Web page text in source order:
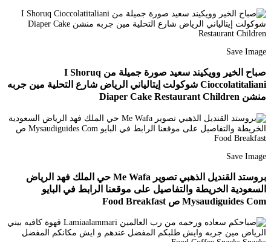
Save Image
صباح الخير وويكيند سعيد صورة جميلة من I Shoruq
Cioccolatitaliani شوكولت إيتالياني الرياض شارع التحلية مين جربه
منشن Diaper Cake Restaurant Children
Save Image
بروستد القنديل الذهبي تصوير Me Wafa حي الملك فهد الرياض
السعودية الخريطة والتفاصيل على موقعنا الرابط في البايو
Mysaudiguides Com ص Food Breakfast